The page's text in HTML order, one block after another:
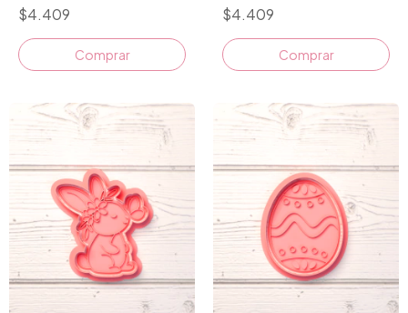
$4.409
Comprar
$4.409
Comprar